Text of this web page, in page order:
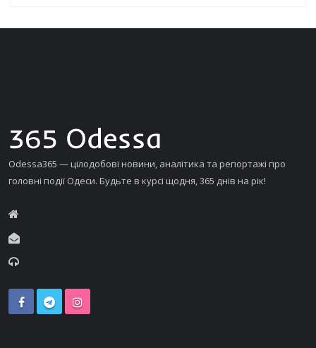
Odessa365 — цілодобові новини, аналітика та репортажі про
головні події Одеси. Будьте в курсі щодня, 365 днів на рік!